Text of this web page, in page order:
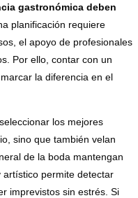
gastronómica deben
planificación requiere
el apoyo de profesionales
Por ello, contar con un
la diferencia en el
los mejores
sino que también velan
de la boda mantengan
artístico permite detectar
imprevistos sin estrés. Si